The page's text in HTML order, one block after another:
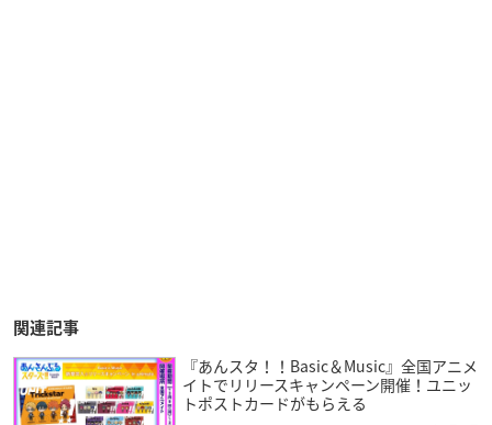
関連記事
『あんスタ！！Basic＆Music』全国アニメ
イトでリリースキャンペーン開催！ユニッ
トポストカードがもらえる